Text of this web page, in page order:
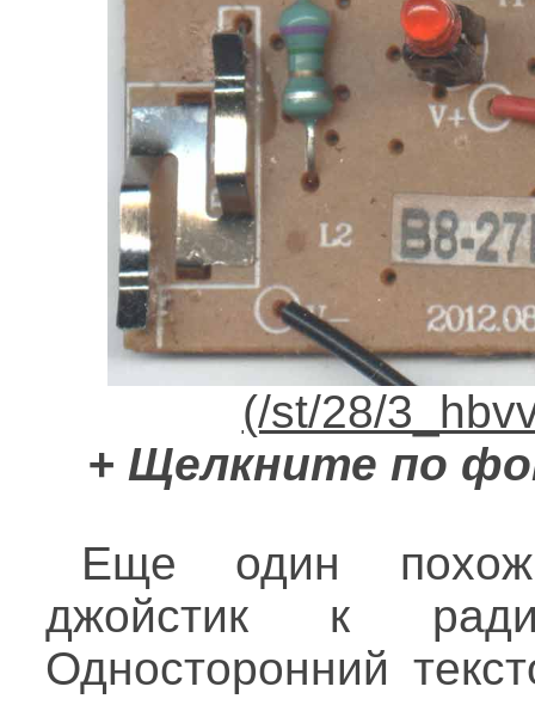
+ Щелкните по
Еще один
джойстик к
Односторонний